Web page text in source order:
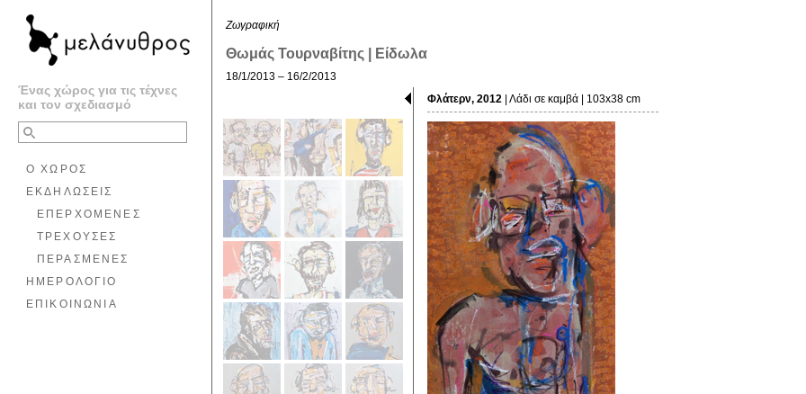
Ένας χώρος για τις τέχνες
και τον σχεδιασμό
Ο ΧΩΡΟΣ
ΕΚΔΗΛΩΣΕΙΣ
ΕΠΕΡΧΟΜΕΝΕΣ
ΤΡΕΧΟΥΣΕΣ
ΠΕΡΑΣΜΕΝΕΣ
ΗΜΕΡΟΛΟΓΙΟ
ΕΠΙΚΟΙΝΩΝΙΑ
Ζωγραφική
Θωμάς Τουρναβίτης | Είδωλα
18/1/2013 – 16/2/2013
Φλάτερν, 2012 | Λάδι σε καμβά | 103x38 cm